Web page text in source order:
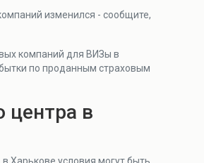
изменился - сообщите,
компаний для ВИЗы в
по проданным страховым
центра в